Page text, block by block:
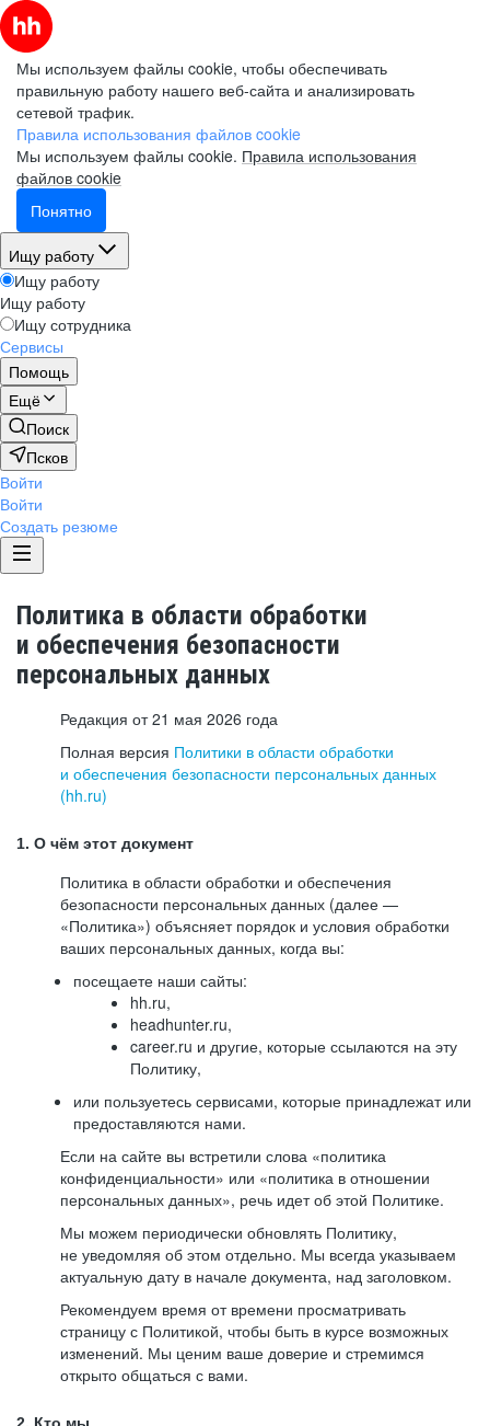
Мы используем файлы cookie, чтобы обеспечивать
правильную работу нашего веб-сайта и анализировать
сетевой трафик.
Правила использования файлов cookie
Мы используем файлы cookie. Правила использования
файлов cookie
Понятно
Ищу работу
Ищу работу
Ищу работу
Ищу сотрудника
Сервисы
Помощь
Ещё
Поиск
Псков
Войти
Войти
Создать резюме
Политика в области обработки
и обеспечения безопасности
персональных данных
Редакция от 21 мая 2026 года
Полная версия Политики в области обработки
и обеспечения безопасности персональных данных
(hh.ru)
1. О чём этот документ
Политика в области обработки и обеспечения
безопасности персональных данных (далее —
«Политика») объясняет порядок и условия обработки
ваших персональных данных, когда вы:
посещаете наши сайты:
hh.ru,
headhunter.ru,
career.ru и другие, которые ссылаются на эту
Политику,
или пользуетесь сервисами, которые принадлежат или
предоставляются нами.
Если на сайте вы встретили слова «политика
конфиденциальности» или «политика в отношении
персональных данных», речь идет об этой Политике.
Мы можем периодически обновлять Политику,
не уведомляя об этом отдельно. Мы всегда указываем
актуальную дату в начале документа, над заголовком.
Рекомендуем время от времени просматривать
страницу с Политикой, чтобы быть в курсе возможных
изменений. Мы ценим ваше доверие и стремимся
открыто общаться с вами.